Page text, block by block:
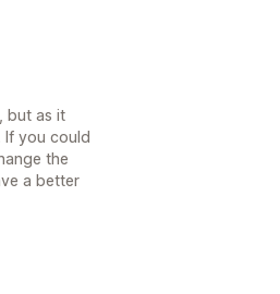
but as it
If you could
the
a better